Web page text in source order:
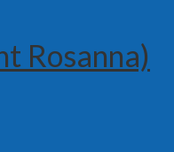
Rosanna)